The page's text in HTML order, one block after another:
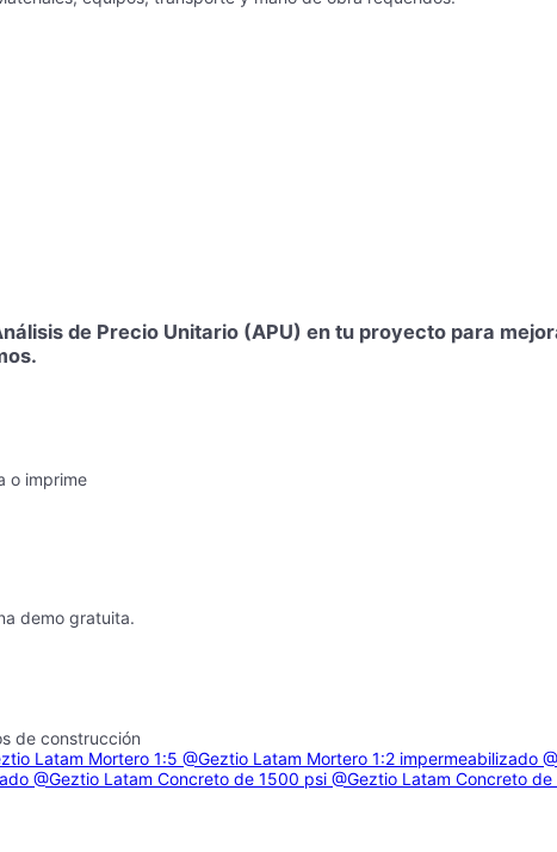
de Precio Unitario (APU) en tu proyecto para
o imprime
demo gratuita.
de construcción
Latam Mortero 1:5 @Geztio Latam Mortero 1:2 impermeabilizado
@Geztio Latam Concreto de 1500 psi @Geztio Latam Concreto